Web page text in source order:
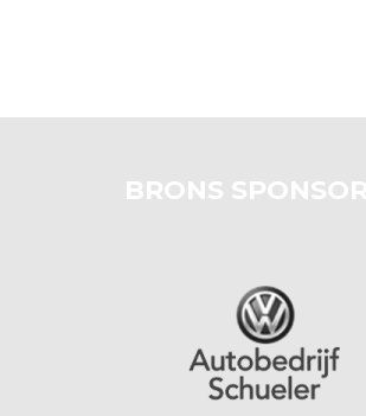
BRONS